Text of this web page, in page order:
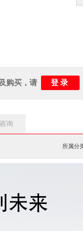
购买，请 登录
询
所属分